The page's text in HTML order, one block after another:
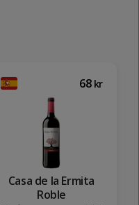
68 kr
Casa de la Ermita
Roble